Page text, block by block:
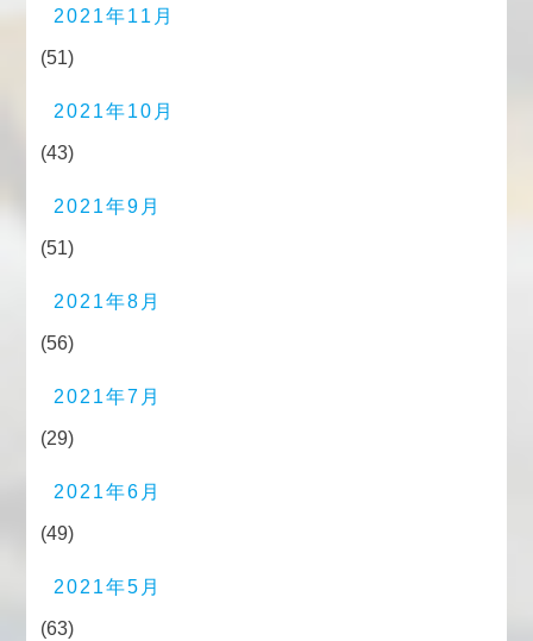
2021年11月
(51)
2021年10月
(43)
2021年9月
(51)
2021年8月
(56)
2021年7月
(29)
2021年6月
(49)
2021年5月
(63)